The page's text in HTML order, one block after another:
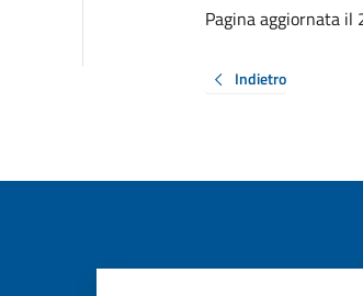
Pagina aggiornata
Indietro